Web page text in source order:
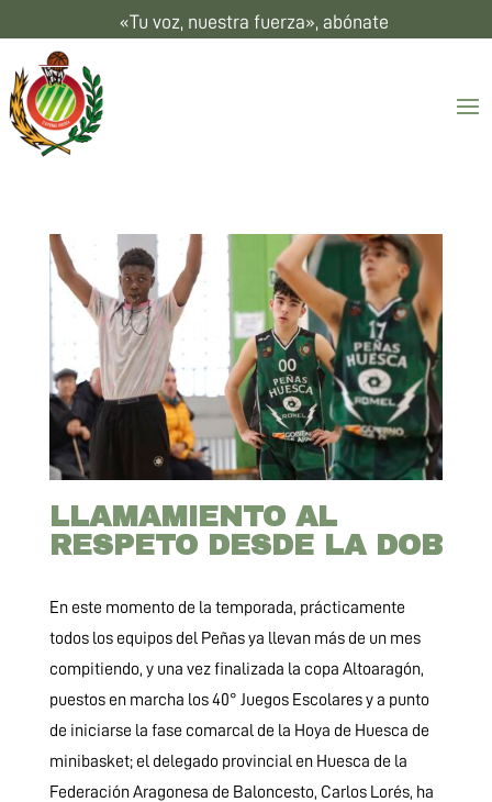
«Tu voz, nuestra fuerza», abónate
LLAMAMIENTO AL
RESPETO DESDE LA DOB
En este momento de la temporada, prácticamente
todos los equipos del Peñas ya llevan más de un mes
compitiendo, y una vez finalizada la copa Altoaragón,
puestos en marcha los 40° Juegos Escolares y a punto
de iniciarse la fase comarcal de la Hoya de Huesca de
minibasket; el delegado provincial en Huesca de la
Federación Aragonesa de Baloncesto, Carlos Lorés, ha